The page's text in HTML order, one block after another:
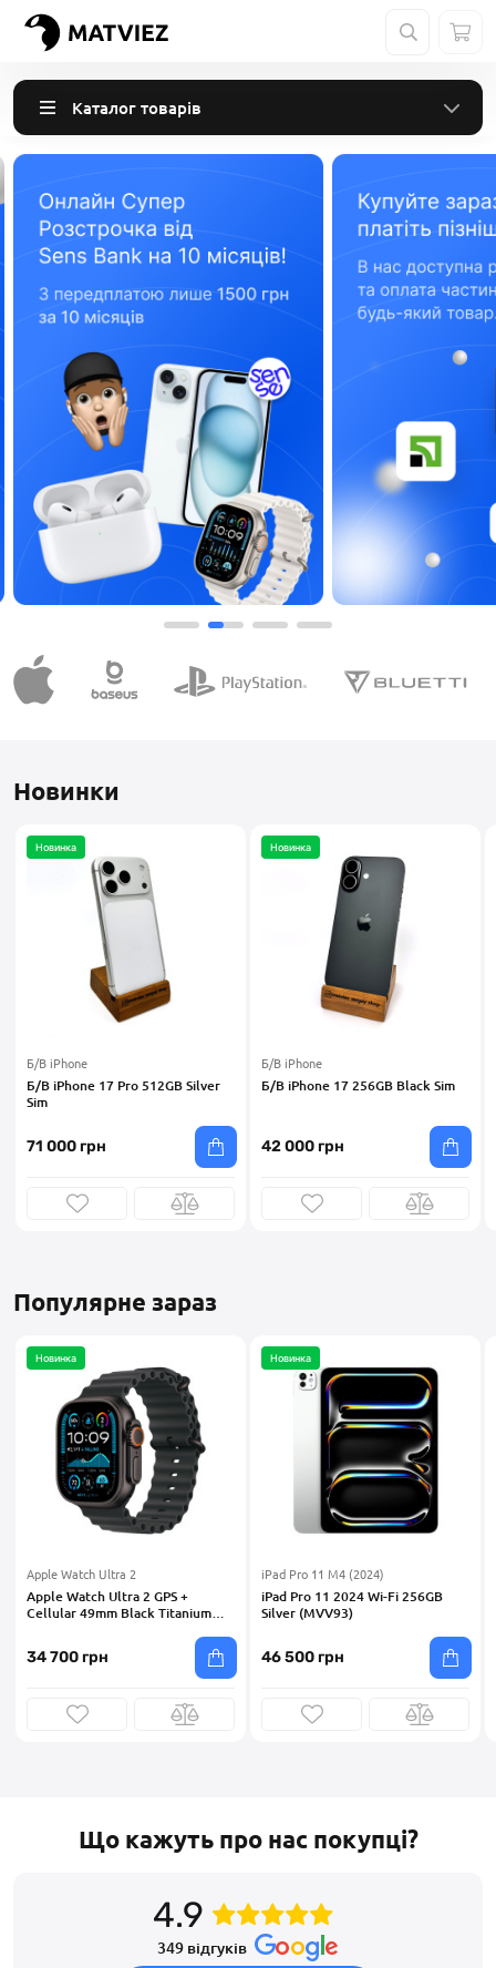
Каталог товарів
Новинки
Новинка
Б/В iPhone
Б/В iPhone 17 Pro 512GB Silver
Sim
71 000 грн
Новинка
Б/В iPhone
Б/В iPhone 17 256GB Black Sim
42 000 грн
Популярне зараз
Новинка
Apple Watch Ultra 2
Apple Watch Ultra 2 GPS +
Cellular 49mm Black Titanium
34 700 грн
Новинка
iPad Pro 11 M4 (2024)
iPad Pro 11 2024 Wi-Fi 256GB
Silver (MVV93)
46 500 грн
Що кажуть про нас покупці?
4.9
349 відгуків